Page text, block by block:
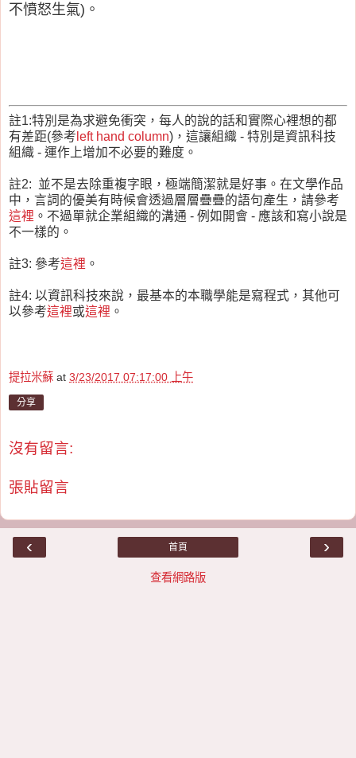
不憤怒生氣)。
註1:特別是為求避免衝突，每人的說的話和實際心裡想的都
有差距(參考 left hand column)，這讓組織 - 特別是資訊科技
組織 - 運作上增加不必要的難度。
註2: 並不是去除重複字眼，極端簡潔就是好事。在文學作品
中，言詞的優美有時候會透過層層疊疊的語句產生，請參考
這裡 。不過單就企業組織的溝通 - 例如開會 - 應該和寫小說是
不一樣的。
註3: 參考這裡 。
註4: 以資訊科技來說，最基本的本職學能是寫程式，其他可
以參考這裡或這裡 。
提拉米蘇 at 3/23/2017 07:17:00 上午
分享
沒有留言:
張貼留言
‹ ›
首頁
查看網路版